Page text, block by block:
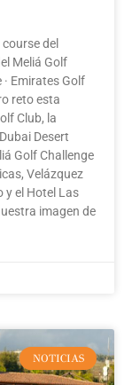
del
Meliá Golf
Emirates Golf
reto esta
Club, la
Desert
Golf Challenge
Velázquez
y el Hotel Las
imagen de
NOTICIAS